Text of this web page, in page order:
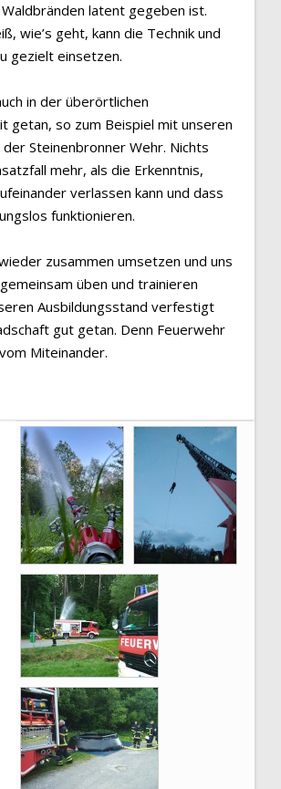
latent gegeben ist.
wie’s geht, kann die Technik und
gezielt einsetzen.
in der überörtlichen
getan, so zum Beispiel mit unseren
Steinenbronner Wehr. Nichts
mehr, als die Erkenntnis,
verlassen kann und dass
funktionieren.
zusammen umsetzen und uns
üben und trainieren
Ausbildungsstand verfestigt
gut getan. Denn Feuerwehr
Miteinander.